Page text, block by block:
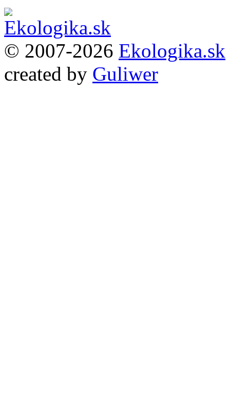
© 2007-2026 Ekologika.sk
created by Guliwer